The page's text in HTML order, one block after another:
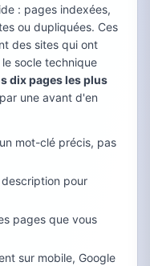
: pages indexées,
ou dupliquées. Ces
des sites qui ont
socle technique
dix pages les plus
une avant d'en
mot-clé précis, pas
pour
pages que vous
sur mobile, Google